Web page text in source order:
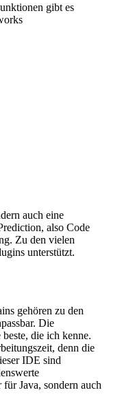
gibt es
auch eine
also Code
Zu den vielen
unterstützt.
gehören zu den
Die
die ich kenne.
denn die
IDE sind
Java, sondern auch